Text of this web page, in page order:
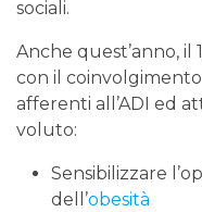
sociali.
Anche quest’anno, il
con il
afferenti all’ADI ed
voluto:
Sensibilizzare
dell’obesità